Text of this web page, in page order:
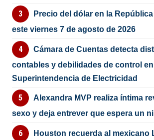
Precio del dólar en la
este viernes 7 de agosto de 2026
Cámara de Cuentas detecta
contables y debilidades de control
Superintendencia de Electricidad
Alexandra MVP realiza íntima
sexo y deja entrever que espera un
Houston recuerda al mexicano